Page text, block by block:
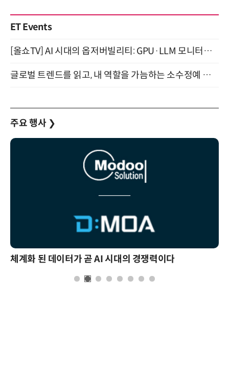
ET Events
[올쇼TV] AI 시대의 옵저버빌리티: GPU·LLM 모니터링부터 AI 기반 장애 대응까지 (8/11 생방송)
글로벌 트렌드를 읽고, 내 역할을 가늠하는 소수정예 실습 워크숍 (8/28)
주요 행사 ❯
체계화 된 데이터가 곧 AI 시대의 경쟁력이다